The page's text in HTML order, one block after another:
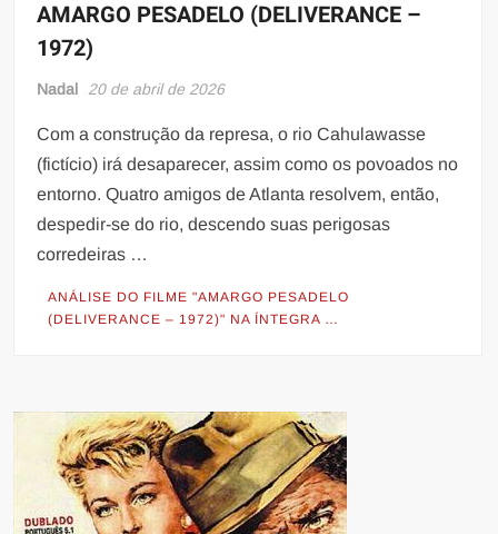
AMARGO PESADELO (DELIVERANCE –
1972)
Nadal 20 de abril de 2026
Com a construção da represa, o rio Cahulawasse
(fictício) irá desaparecer, assim como os povoados no
entorno. Quatro amigos de Atlanta resolvem, então,
despedir-se do rio, descendo suas perigosas
corredeiras …
ANÁLISE DO FILME "AMARGO PESADELO
(DELIVERANCE – 1972)" NA ÍNTEGRA …